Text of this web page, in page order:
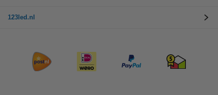
123led.nl